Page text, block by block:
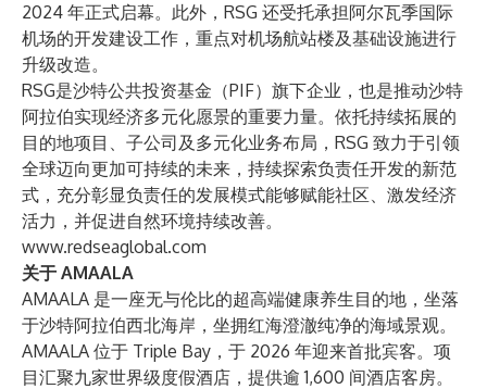
2024 年正式启幕。此外，RSG 还受托承担阿尔瓦季国际
机场的开发建设工作，重点对机场航站楼及基础设施进行
升级改造。
RSG是沙特公共投资基金（PIF）旗下企业，也是推动沙特
阿拉伯实现经济多元化愿景的重要力量。依托持续拓展的
目的地项目、子公司及多元化业务布局，RSG 致力于引领
全球迈向更加可持续的未来，持续探索负责任开发的新范
式，充分彰显负责任的发展模式能够赋能社区、激发经济
活力，并促进自然环境持续改善。
www.redseaglobal.com
关于 AMAALA
AMAALA 是一座无与伦比的超高端健康养生目的地，坐落
于沙特阿拉伯西北海岸，坐拥红海澄澈纯净的海域景观。
AMAALA 位于 Triple Bay，于 2026 年迎来首批宾客。项
目汇聚九家世界级度假酒店，提供逾 1,600 间酒店客房。